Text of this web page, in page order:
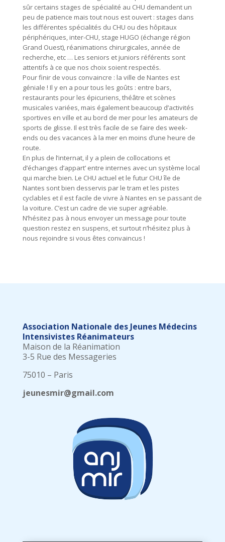
sûr certains stages de spécialité au CHU demandent un
peu de patience mais tout nous est ouvert : stages dans
les différentes spécialités du CHU ou des hôpitaux
périphériques, inter-CHU, stage HUGO (échange région
Grand Ouest), réanimations chirurgicales, année de
recherche, etc … Les seniors et juniors référents sont
attentifs à ce que nos choix soient respectés.
Pour finir de vous convaincre : la ville de Nantes est
géniale ! Il y en a pour tous les goûts : entre bars,
restaurants pour les épicuriens, théâtre et scènes
musicales variées, mais également beaucoup d’activités
sportives en ville et au bord de mer pour les amateurs de
sports de glisse. Il est très facile de se faire des week-
ends ou des vacances à la mer en moins d’une heure de
route.
En plus de l’internat, il y a plein de collocations et
d’échanges d’appart’ entre internes avec un système local
qui marche bien. Le CHU actuel et le futur CHU île de
Nantes sont bien desservis par le tram et les pistes
cyclables et il est facile de vivre à Nantes en se passant de
la voiture. C’est un cadre de vie super agréable.
N’hésitez pas à nous envoyer un message pour toute
question restez en suspens, et surtout n’hésitez plus à
nous rejoindre si vous êtes convaincus !
Association Nationale des Jeunes Médecins
Intensivistes Réanimateurs
Maison de la Réanimation
3-5 Rue des Messageries
75010 – Paris
jeunesmir@gmail.com